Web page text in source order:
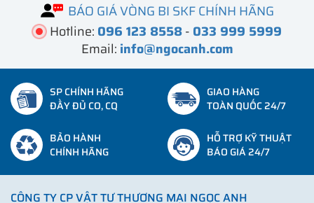
BÁO GIÁ VÒNG BI SKF CHÍNH HÃNG
Hotline: 096 123 8558- 033 999 5999
Email: info@ngocanh.com
SP CHÍNH HÃNG
ĐẦY ĐỦ CO, CQ
GIAO HÀNG
TOÀN QUỐC 24/7
BẢO HÀNH
CHÍNH HÃNG
HỖ TRỢ KỸ THUẬT
BÁO GIÁ 24/7
CÔNG TY CP VẬT TƯ THƯƠNG MẠI NGỌC ANH